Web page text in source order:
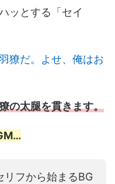
ッとする「セイ
獠だ。よせ、俺はお
の太腿を貫きます。
リフから始まるBG